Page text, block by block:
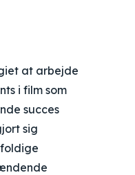
at arbejde
i film som
succes
sig